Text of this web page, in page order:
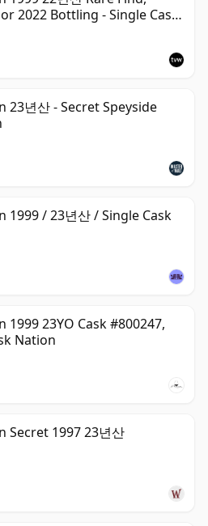
2022 Bottling - Single Cask
23년산 - Secret Speyside
1999 / 23년산 / Single Cask
1999 23YO Cask #800247,
Nation
Secret 1997 23년산